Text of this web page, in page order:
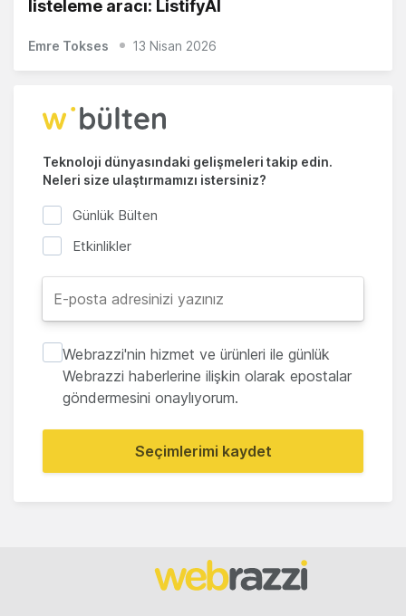
listeleme aracı: ListifyAI
Emre Tokses 13 Nisan 2026
Teknoloji dünyasındaki gelişmeleri takip edin.
Neleri size ulaştırmamızı istersiniz?
Günlük Bülten
Etkinlikler
Webrazzi'nin hizmet ve ürünleri ile günlük
Webrazzi haberlerine ilişkin olarak epostalar
göndermesini onaylıyorum.
Seçimlerimi kaydet